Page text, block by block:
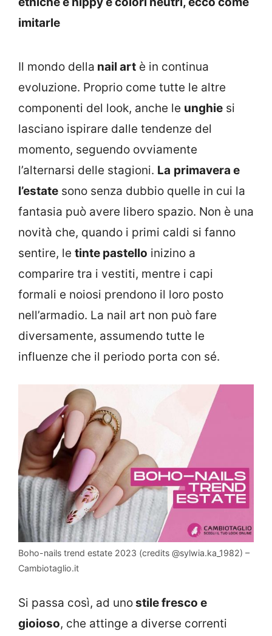
imitarle
Il mondo della nail art è in continua
evoluzione. Proprio come tutte le altre
componenti del look, anche le unghie si
lasciano ispirare dalle tendenze del
momento, seguendo ovviamente
l’alternarsi delle stagioni. La primavera e
l’estate sono senza dubbio quelle in cui la
fantasia può avere libero spazio. Non è una
novità che, quando i primi caldi si fanno
sentire, le tinte pastello inizino a
comparire tra i vestiti, mentre i capi
formali e noiosi prendono il loro posto
nell’armadio. La nail art non può fare
diversamente, assumendo tutte le
influenze che il periodo porta con sé.
Boho-nails trend estate 2023 (credits @sylwia.ka_1982) –
Cambiotaglio.it
Si passa così, ad unostile fresco e
gioioso, che attinge a diverse correnti